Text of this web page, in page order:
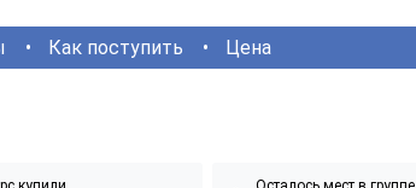
Как поступить Цена